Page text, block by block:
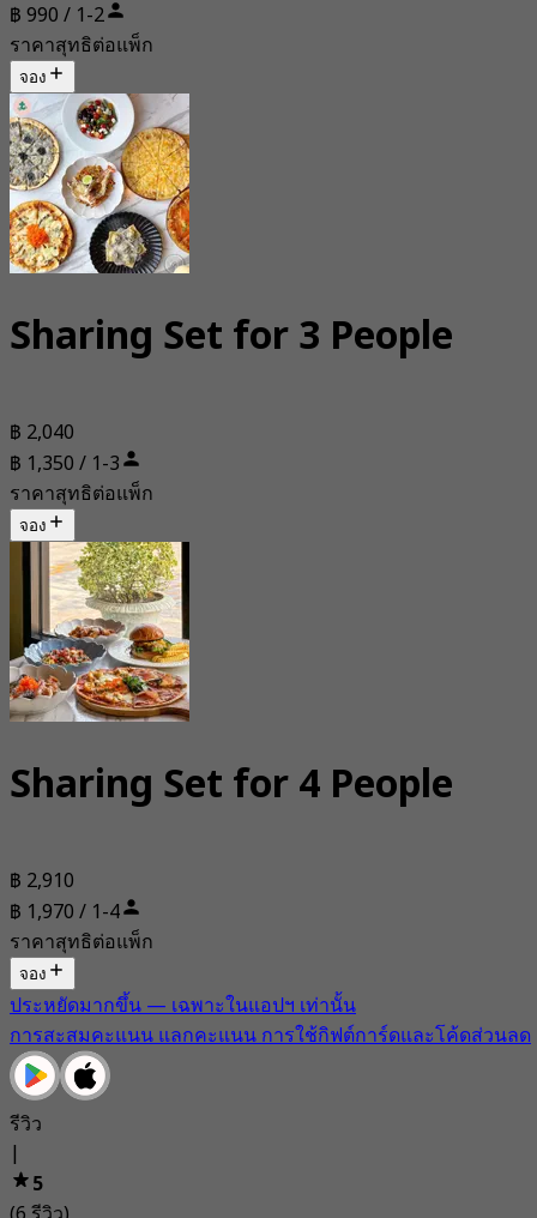
฿ 990 / 1-2
ราคาสุทธิต่อแพ็ก
จอง
Sharing Set for 3 People
฿ 2,040
฿ 1,350 / 1-3
ราคาสุทธิต่อแพ็ก
จอง
Sharing Set for 4 People
฿ 2,910
฿ 1,970 / 1-4
ราคาสุทธิต่อแพ็ก
จอง
ประหยัดมากขึ้น — เฉพาะในแอปฯ เท่านั้น
การสะสมคะแนน แลกคะแนน การใช้กิฟต์การ์ดและโค้ดส่วนลด
รีวิว
|
5